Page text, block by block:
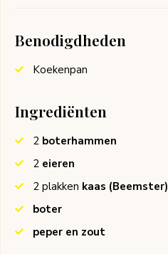
Benodigdheden
Koekenpan
Ingrediënten
2 boterhammen
2 eieren
2 plakken kaas (Beemster)
boter
peper en zout